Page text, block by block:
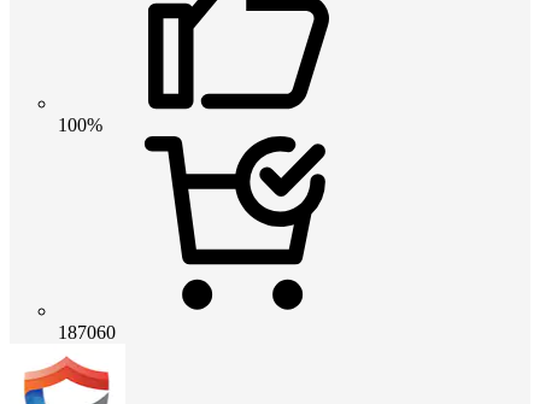
100%
187060